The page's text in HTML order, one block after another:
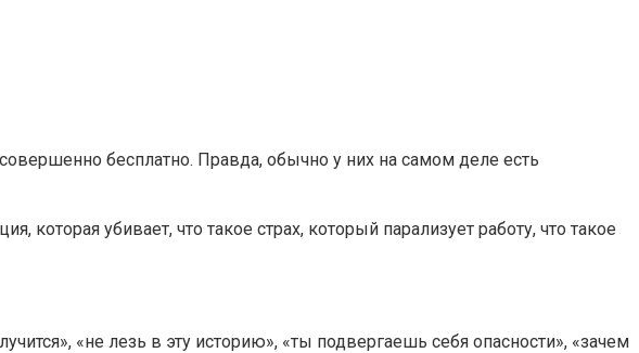
бесплатно. Правда, обычно у них на самом деле есть
которая убивает, что такое страх, который парализует работу, что такое
«не лезь в эту историю», «ты подвергаешь себя опасности», «зачем